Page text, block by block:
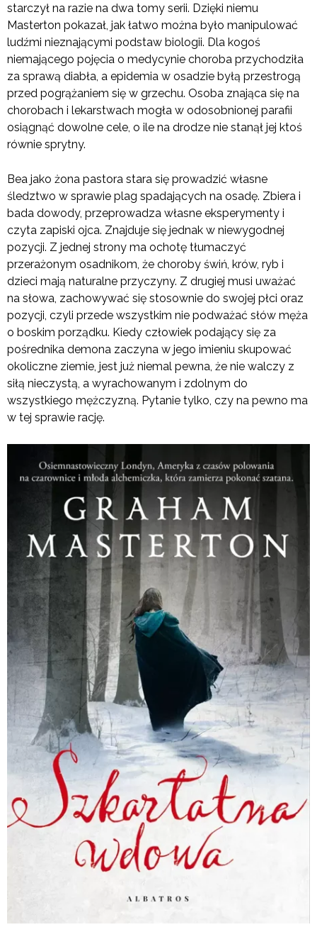
starczył na razie na dwa tomy serii. Dzięki niemu
Masterton pokazał, jak łatwo można było manipulować
ludźmi nieznającymi podstaw biologii. Dla kogoś
niemającego pojęcia o medycynie choroba przychodziła
za sprawą diabła, a epidemia w osadzie byłą przestrogą
przed pogrążaniem się w grzechu. Osoba znająca się na
chorobach i lekarstwach mogła w odosobnionej parafii
osiągnąć dowolne cele, o ile na drodze nie stanął jej ktoś
równie sprytny.
Bea jako żona pastora stara się prowadzić własne
śledztwo w sprawie plag spadających na osadę. Zbiera i
bada dowody, przeprowadza własne eksperymenty i
czyta zapiski ojca. Znajduje się jednak w niewygodnej
pozycji. Z jednej strony ma ochotę tłumaczyć
przerażonym osadnikom, że choroby świń, krów, ryb i
dzieci mają naturalne przyczyny. Z drugiej musi uważać
na słowa, zachowywać się stosownie do swojej płci oraz
pozycji, czyli przede wszystkim nie podważać słów męża
o boskim porządku. Kiedy człowiek podający się za
pośrednika demona zaczyna w jego imieniu skupować
okoliczne ziemie, jest już niemal pewna, że nie walczy z
siłą nieczystą, a wyrachowanym i zdolnym do
wszystkiego mężczyzną. Pytanie tylko, czy na pewno ma
w tej sprawie rację.